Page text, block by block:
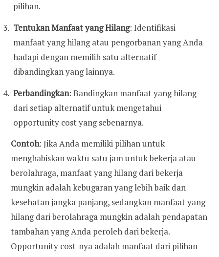
pilihan.
Tentukan Manfaat yang Hilang: Identifikasi
manfaat yang hilang atau pengorbanan yang Anda
hadapi dengan memilih satu alternatif
dibandingkan yang lainnya.
Perbandingkan: Bandingkan manfaat yang hilang
dari setiap alternatif untuk mengetahui
opportunity cost yang sebenarnya.
Contoh: Jika Anda memiliki pilihan untuk
menghabiskan waktu satu jam untuk bekerja atau
berolahraga, manfaat yang hilang dari bekerja
mungkin adalah kebugaran yang lebih baik dan
kesehatan jangka panjang, sedangkan manfaat yang
hilang dari berolahraga mungkin adalah pendapatan
tambahan yang Anda peroleh dari bekerja.
Opportunity cost-nya adalah manfaat dari pilihan